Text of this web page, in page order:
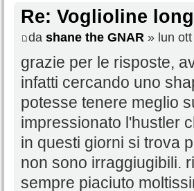
Re: Voglioline
da shane the GNAR » lun
grazie per le risposte,
infatti cercando uno
potesse tenere meglio
impressionato l'hustler
in questi giorni si trova
non sono irraggiugibili.
sempre piaciuto